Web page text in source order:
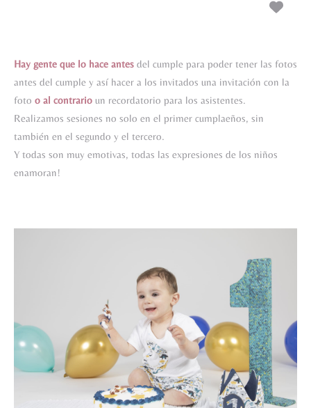
Hay gente que lo hace antes del cumple para poder tener las fotos
antes del cumple y así hacer a los invitados una invitación con la
foto o al contrario un recordatorio para los asistentes.
Realizamos sesiones no solo en el primer cumplaeños, sin
también en el segundo y el tercero.
Y todas son muy emotivas, todas las expresiones de los niños
enamoran!